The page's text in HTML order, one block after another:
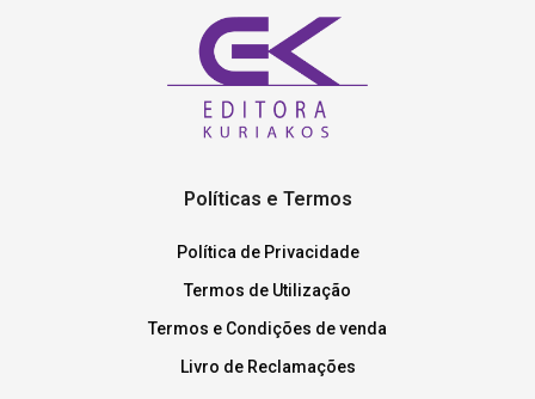
Políticas e Termos
Política de Privacidade
Termos de Utilização
Termos e Condições de venda
Livro de Reclamações